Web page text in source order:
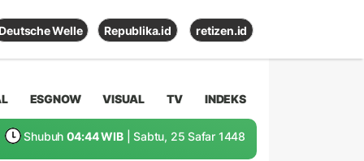
Deutsche Welle Republika.id retizen.id
ESGNOW VISUAL TV INDEKS
Shubuh 04:44 WIB | Sabtu, 25 Safar 1448